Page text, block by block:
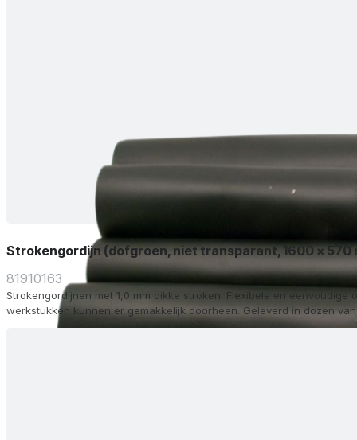
Strokengordijn (dofgroen, niet transparant, 1600 x 570
81910163
Strokengordijnen met 1,0 mm dikke stroken. Flexibele en eenvoudige
werkstukken kunnen er gemakkelijk doorheen. Geleverd in dozen